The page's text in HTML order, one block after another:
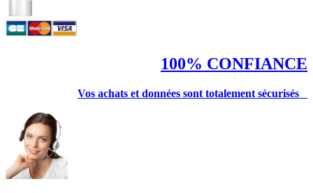
100% CONFIANCE
Vos achats et données sont totalement sécurisés